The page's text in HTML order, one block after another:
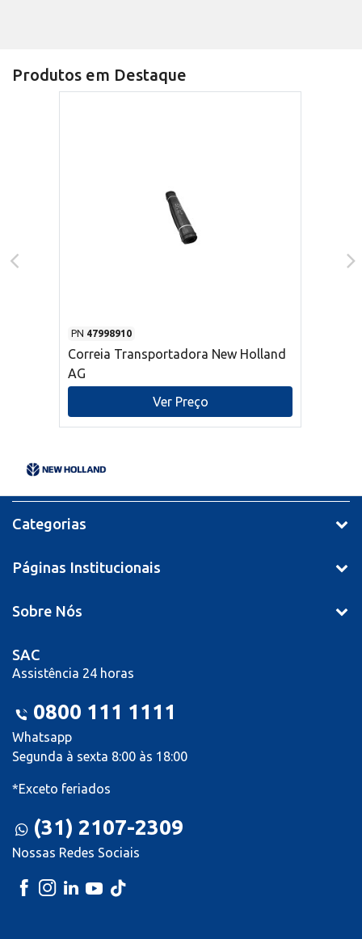
Produtos em Destaque
PN 47998910
Correia Transportadora New Holland
AG
Ver Preço
Categorias
Páginas Institucionais
Sobre Nós
SAC
Assistência 24 horas
0800 111 1111
Whatsapp
Segunda à sexta 8:00 às 18:00
*Exceto feriados
(31) 2107-2309
Nossas Redes Sociais